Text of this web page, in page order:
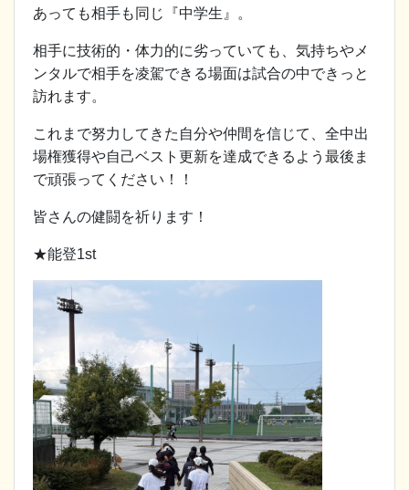
あっても相手も同じ『中学生』。
相手に技術的・体力的に劣っていても、気持ちやメ
ンタルで相手を凌駕できる場面は試合の中できっと
訪れます。
これまで努力してきた自分や仲間を信じて、全中出
場権獲得や自己ベスト更新を達成できるよう最後ま
で頑張ってください！！
皆さんの健闘を祈ります！
★能登1st